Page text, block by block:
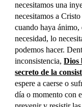
necesitamos una
necesitamos a
cuando haya
necesidad, lo
podemos hacer.
inconsistencia,Dios
secreto de la
espere a caerse o
día o momento con